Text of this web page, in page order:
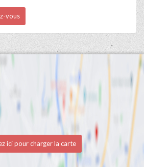
vous
ici pour charger la carte